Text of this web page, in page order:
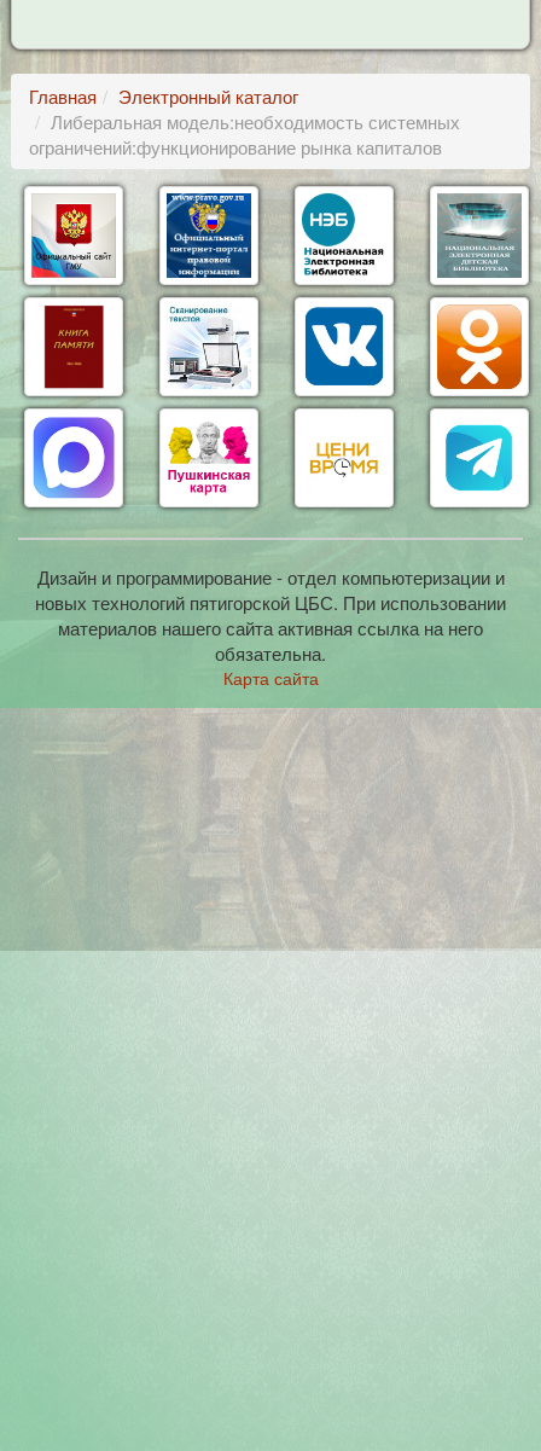
Главная
Электронный каталог
Либеральная модель:необходимость системных
ограничений:функционирование рынка капиталов
Дизайн и программирование - отдел компьютеризации и
новых технологий пятигорской ЦБС. При использовании
материалов нашего сайта активная ссылка на него
обязательна.
Карта сайта